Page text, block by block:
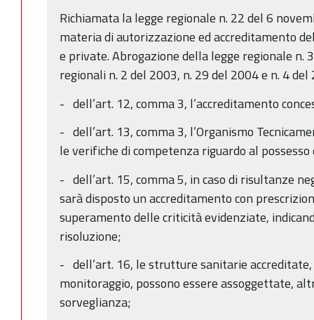
Richiamata la legge regionale n. 22 del 6
materia di autorizzazione ed accreditamento
e private. Abrogazione della legge regionale n.
regionali n. 2 del 2003, n. 29 del 2004 e n. 4 del
- dell’art. 12, comma 3, l’accreditamento
- dell’art. 13, comma 3, l’Organismo
le verifiche di competenza riguardo al
- dell’art. 15, comma 5, in caso di risultanze
sarà disposto un accreditamento con
superamento delle criticità evidenziate,
risoluzione;
- dell’art. 16, le strutture sanitarie
monitoraggio, possono essere assoggettate,
sorveglianza;